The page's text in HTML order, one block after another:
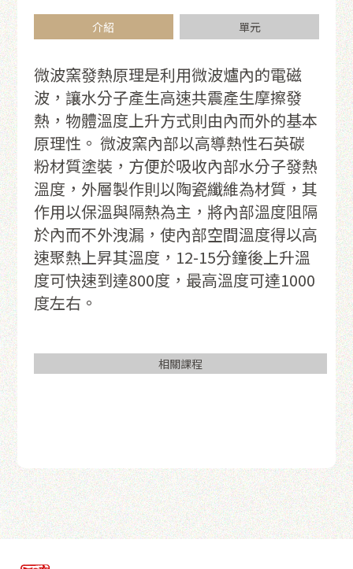
介紹 單元
微波窯發熱原理是利用微波爐內的電磁
波，讓水分子產生高速共震產生摩擦發
熱，物體溫度上升方式則由內而外的基本
原理性。 微波窯內部以高導熱性石英碳
粉材質塗裝，方便於吸收內部水分子發熱
溫度，外層製作則以陶瓷纖維為材質，其
作用以保溫與隔熱為主，將內部溫度阻隔
於內而不外洩漏，使內部空間溫度得以高
速聚熱上昇其溫度，12-15分鐘後上升溫
度可快速到達800度，最高溫度可達1000
度左右。
相關課程